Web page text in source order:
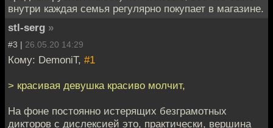
внутри каждая семья регулярно покупает в магазине.
stl-serg »
#3 | 26.05.20 14:29
Кому: DemoniT, #1
> красивая девушка красиво молчит,
На фоне постоянно истерящих безграмотных
дикторов с дислексией это, практически, вершина